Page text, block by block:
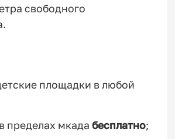
свободного
площадки в любой
пределах мкада бесплатно;